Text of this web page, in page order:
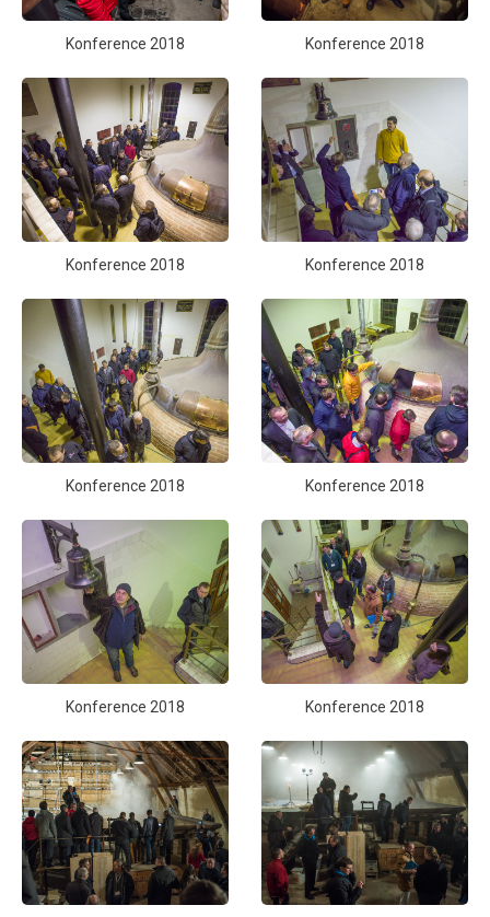
Konference 2018 Konference 2018
Konference 2018 Konference 2018
Konference 2018 Konference 2018
Konference 2018 Konference 2018